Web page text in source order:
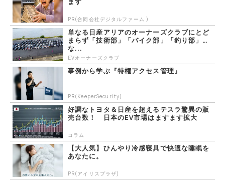
PR(合同会社デジタルファーム )
単なる日産アリアのオーナーズクラブにとど
まらず「技術部」「バイク部」「釣り部」
な...
EVオーナーズクラブ
事例から学ぶ『特権アクセス管理』
PR(KeeperSecurity)
好調なトヨタ＆日産を超えるテスラ驚異の販
売台数！ 日本のEV市場はますます拡大
コラム
【大人気】ひんやり冷感寝具で快適な睡眠を
あなたに。
PR(アイリスプラザ)